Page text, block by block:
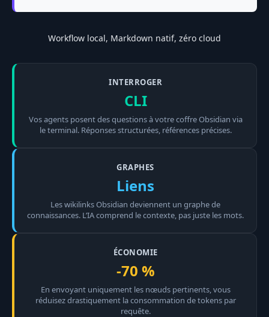
Workflow local, Markdown natif, zéro cloud
INTERROGER
CLI
Vos agents posent des questions à votre coffre Obsidian via
le terminal. Réponses structurées, références précises.
GRAPHES
Liens
Les wikilinks Obsidian deviennent un graphe de
connaissances. L’IA comprend le contexte, pas juste les mots.
ÉCONOMIE
-70 %
En envoyant uniquement les nœuds pertinents, vous
réduisez drastiquement la consommation de tokens par
requête.